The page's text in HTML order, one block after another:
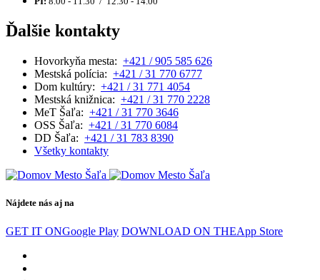
Ďalšie kontakty
Hovorkyňa mesta: +421 / 905 585 626
Mestská polícia: +421 / 31 770 6777
Dom kultúry: +421 / 31 771 4054
Mestská knižnica: +421 / 31 770 2228
MeT Šaľa: +421 / 31 770 3646
OSS Šaľa: +421 / 31 770 6084
DD Šaľa: +421 / 31 783 8390
Všetky kontakty
Nájdete nás aj na
GET IT ONGoogle Play DOWNLOAD ON THEApp Store